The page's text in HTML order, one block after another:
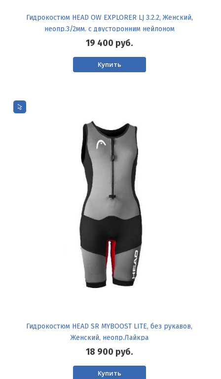
Гидрокостюм HEAD OW EXPLORER LJ 3.2.2, Женский,
неопр.3/2мм. с двусторонним нейлоном
19 400 руб.
Купить
Гидрокостюм HEAD SR MYBOOST LITE, без рукавов,
Женский, неопр.Лайкра
18 900 руб.
Купить